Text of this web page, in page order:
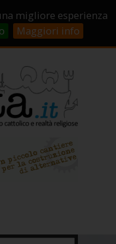
migliore esperienza
Maggiori info
di crowdfunding
Chi Siamo